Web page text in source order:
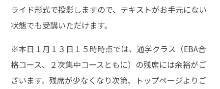
ライド形式で投影しますので、テキストがお手元にない
状態でも受講いただけます。
※本日１月１３日１５時時点では、通学クラス（EBA合
格コース、２次集中コースともに）の残席には余裕がご
ざいます。残席が少なくなり次第、トップページよりご